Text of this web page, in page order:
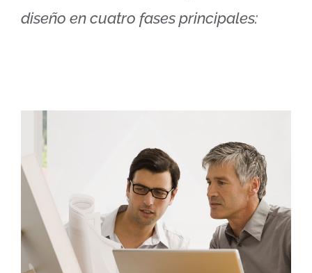
diseño en cuatro fases principales: